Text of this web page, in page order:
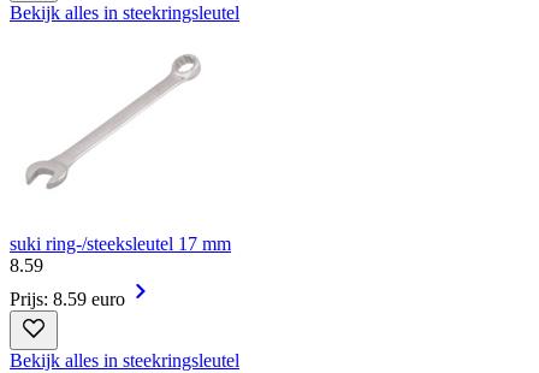
Bekijk alles in steekringsleutel
suki ring-/steeksleutel 17 mm
8.59
Prijs: 8.59 euro
Bekijk alles in steekringsleutel